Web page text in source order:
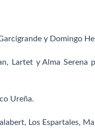
y Domingo
Lartet y Alma Serena
Ureña.
Los Espartales,